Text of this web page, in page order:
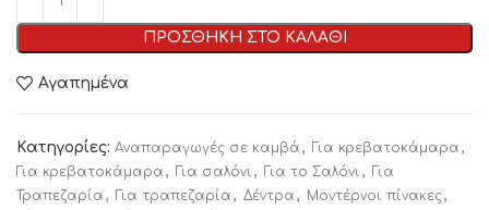
ΠΡΟΣΘΗΚΗ ΣΤΟ ΚΑΛΑΘΙ
Αγαπημένα
Κατηγορίες: Αναπαραγωγές σε καμβά , Για κρεβατοκάμαρα ,
Για κρεβατοκάμαρα , Για σαλόνι , Για το Σαλόνι ,
Για
Τραπεζαρία , Για τραπεζαρία , Δέντρα , Μοντέρνοι πίνακες,